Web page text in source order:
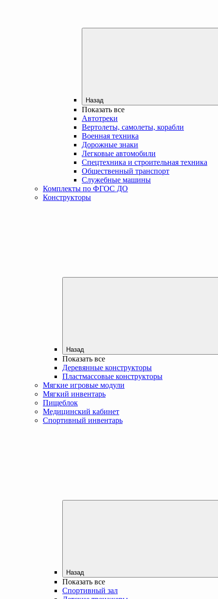
Назад
Показать все
Автотреки
Вертолеты, самолеты, корабли
Военная техника
Дорожные знаки
Легковые автомобили
Спецтехника и строительная техника
Общественный транспорт
Служебные машины
Комплекты по ФГОС ДО
Конструкторы
Назад
Показать все
Деревянные конструкторы
Пластмассовые конструкторы
Мягкие игровые модули
Мягкий инвентарь
Пищеблок
Медицинский кабинет
Спортивный инвентарь
Назад
Показать все
Спортивный зал